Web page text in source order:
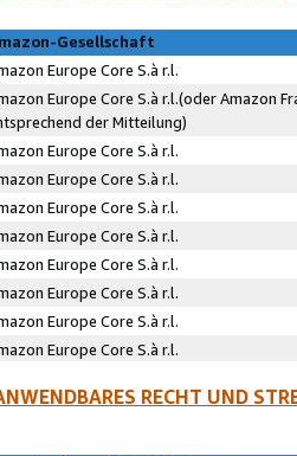
Gesellschaft
Europe Core S.à r.l.
Europe Core S.à r.l.(oder Amazon
der Mitteilung)
Europe Core S.à r.l.
Europe Core S.à r.l.
Europe Core S.à r.l.
Europe Core S.à r.l.
Europe Core S.à r.l.
Europe Core S.à r.l.
Europe Core S.à r.l.
Europe Core S.à r.l.
RECHT UND